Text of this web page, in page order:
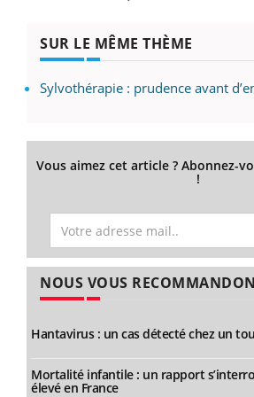
SUR LE MÊME THÈME
Sylvothérapie : prudence avant
Vous aimez cet article ? Abonnez-
!
NOUS VOUS
Hantavirus : un cas détecté chez un
Mortalité infantile : un rapport
élevé en France